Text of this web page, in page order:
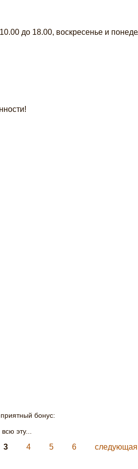
до 18.00, воскресенье и
бонус:
всю эту...
3 4 5 6 следующая